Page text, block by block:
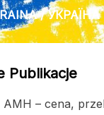
/ УКРАЇНА
Publikacje
AMH – cena,